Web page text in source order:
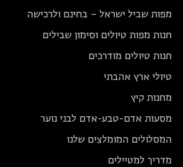
מפות שביל ישראל – בחינם ולרכישה
חנות מפות טיולים וסימון שבילים
חנות טיולים מודרכים
טיולי ארץ אהבתי
מחנות קיץ
מסעות אדם-טבע-אדם לבני נוער
המסלולים המומלצים שלנו
מדריך למטיילים